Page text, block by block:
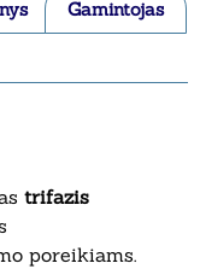
Gamintojas
trifazis
poreikiams.